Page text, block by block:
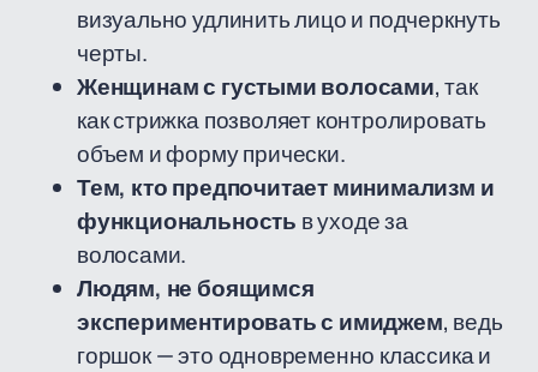
визуально удлинить лицо и подчеркнуть
черты.
Женщинам с густыми волосами, так
как стрижка позволяет контролировать
объем и форму прически.
Тем, кто предпочитает минимализм и
функциональность в уходе за
волосами.
Людям, не боящимся
экспериментировать с имиджем, ведь
горшок — это одновременно классика и